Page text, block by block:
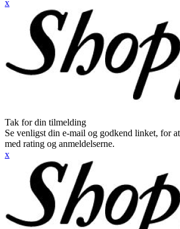
x
Tak for din tilmelding
Se venligst din e-mail og godkend linket, for
med rating og anmeldelserne.
x